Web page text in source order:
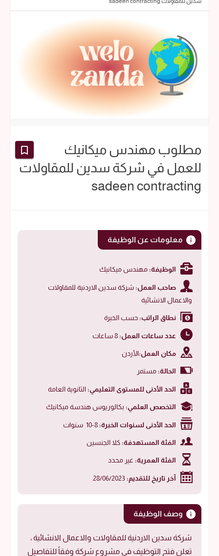
مطلوب مهندس ميكانيك
للعمل في شركة سدين للمقاولات
sadeen contracting
معلومات عن الوظيفة
الوظيفة: مهندس ميكانيك
صاحب العمل: شركة سدين الاردنية للمقاولات
والاعمال الانشائية
نطاق الراتب: حسب الخبرة
عدد ساعات العمل:
مكان العمل:الأردن
الحالة: مستمر
الحد الأدنى للمستوى التعليمي: الثانوية العامة
التخصص العلمي: بكالوريوس هندسة ميكانيك
الحد الأدنى لسنوات الخبرة:
الفئة المستهدفة: كلا الجنسين
الفئة العمرية: غير محدد
آخر تاريخ للتقديم:
وصف الوظيفة
شركة سدين الاردنية للمقاولات والاعمال الانشائية ،
تعلن فتح التوظيف في مشروع شركة وفقاً للتفاصيل